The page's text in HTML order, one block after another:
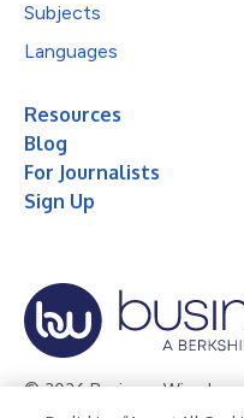
Subjects
Languages
Resources
Blog
For Journalists
Sign Up
© 2026 Business Wire, Inc.